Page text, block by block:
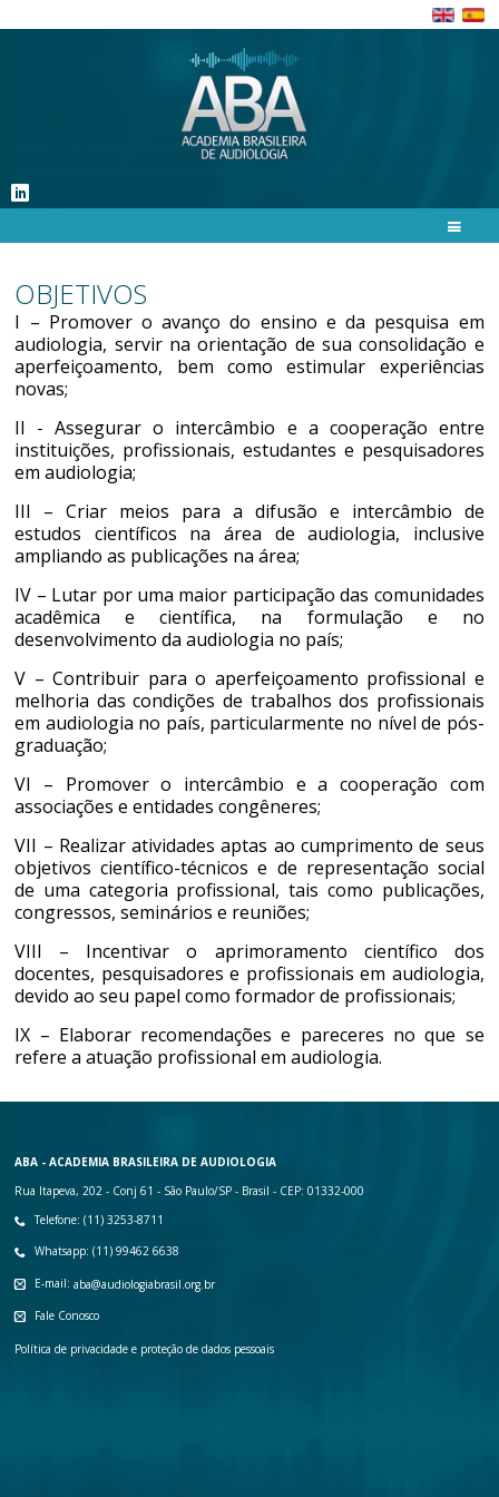
OBJETIVOS
I – Promover o avanço do ensino e da pesquisa em
audiologia, servir na orientação de sua consolidação e
aperfeiçoamento, bem como estimular experiências
novas;
II - Assegurar o intercâmbio e a cooperação entre
instituições, profissionais, estudantes e pesquisadores
em audiologia;
III – Criar meios para a difusão e intercâmbio de
estudos científicos na área de audiologia, inclusive
ampliando as publicações na área;
IV – Lutar por uma maior participação das comunidades
acadêmica e científica, na formulação e no
desenvolvimento da audiologia no país;
V – Contribuir para o aperfeiçoamento profissional e
melhoria das condições de trabalhos dos profissionais
em audiologia no país, particularmente no nível de pós-
graduação;
VI – Promover o intercâmbio e a cooperação com
associações e entidades congêneres;
VII – Realizar atividades aptas ao cumprimento de seus
objetivos científico-técnicos e de representação social
de uma categoria profissional, tais como publicações,
congressos, seminários e reuniões;
VIII – Incentivar o aprimoramento científico dos
docentes, pesquisadores e profissionais em audiologia,
devido ao seu papel como formador de profissionais;
IX – Elaborar recomendações e pareceres no que se
refere a atuação profissional em audiologia.
ABA - ACADEMIA BRASILEIRA DE AUDIOLOGIA
Rua Itapeva, 202 - Conj 61 - São Paulo/SP - Brasil - CEP: 01332-000
Telefone: (11) 3253-8711
Whatsapp: (11) 99462 6638
E-mail:aba@audiologiabrasil.org.br
Fale Conosco
Política de privacidade e proteção de dados pessoais